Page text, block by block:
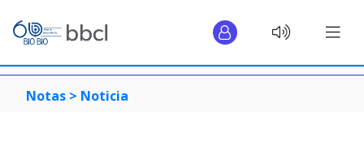
Notas > Noticia